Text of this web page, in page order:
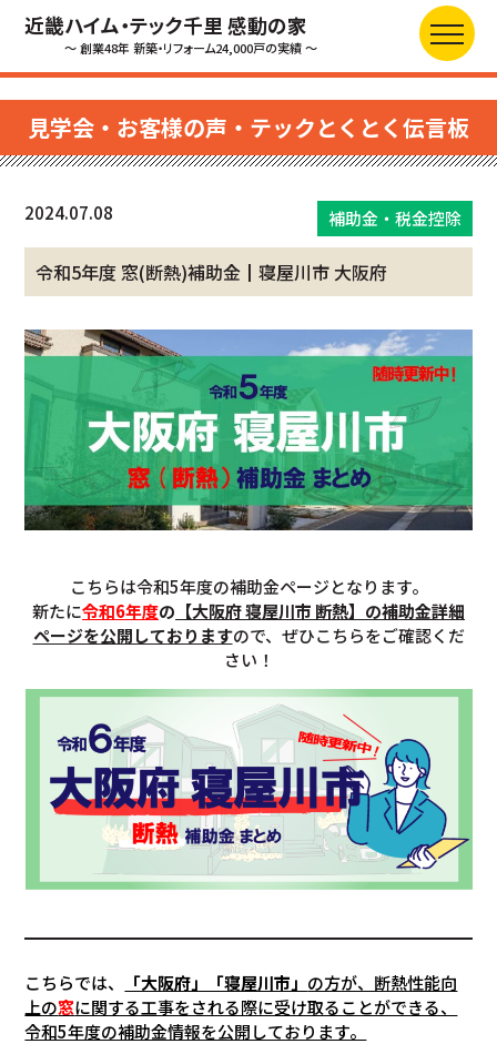
近畿ハイム・テック千里 感動の家
～ 創業48年 新築・リフォーム24,000戸の実績 ～
見学会・お客様の声・テックとくとく伝言板
2024.07.08 補助金・税金控除
令和5年度 窓(断熱)補助金┃寝屋川市 大阪府
こちらは令和5年度の補助金ページとなります。
新たに令和6年度の 【大阪府 寝屋川市 断熱】の補助金詳細
ページを公開しておりますので、ぜひこちらをご確認くだ
さい！
こちらでは、 「大阪府」「寝屋川市」 の方が、断熱性能向
上の窓に関する工事をされる際に受け取ることができる、
令和5年度の補助金情報を公開しております。